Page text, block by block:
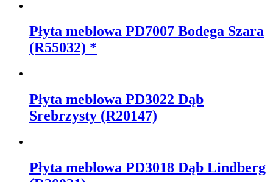
Płyta meblowa PD7007 Bodega Szara
(R55032) *
Płyta meblowa PD3022 Dąb
Srebrzysty (R20147)
Płyta meblowa PD3018 Dąb Lindberg